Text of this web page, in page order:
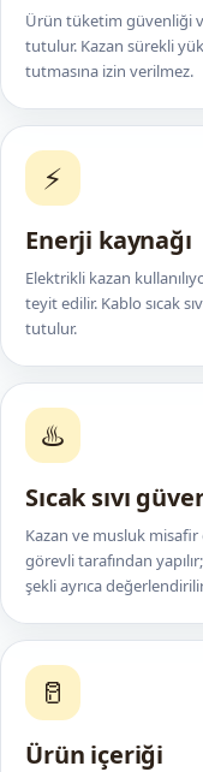
Ürün tüketim güvenliği
tutulur. Kazan sürekli
tutmasına izin verilmez.
⚡
Enerji kaynağı
Elektrikli kazan
teyit edilir. Kablo sıcak
tutulur.
♨️
Sıcak sıvı
Kazan ve musluk misafir
görevli tarafından
şekli ayrıca
🥛
Ürün içeriği